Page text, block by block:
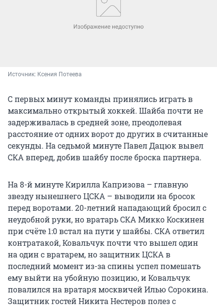
Источник: Ксения Потеева
С первых минут команды принялись играть в
максимально открытый хоккей. Шайба почти не
задерживалась в средней зоне, преодолевая
расстояние от одних ворот до других в считанные
секунды. На седьмой минуте Павел Дацюк вывел
СКА вперед, добив шайбу после броска партнера.
На 8-й минуте Кирилла Капризова – главную
звезду нынешнего ЦСКА – выводили на бросок
перед воротами. 20-летний нападающий бросил с
неудобной руки, но вратарь СКА Микко Коскинен
при счёте 1:0 встал на пути у шайбы. СКА ответил
контратакой, Ковальчук почти что вышел один
на один с вратарем, но защитник ЦСКА в
последний момент из-за спины успел помешать
ему выйти на убойную позицию, и Ковальчук
повалился на вратаря москвичей Илью Сорокина.
Защитник гостей Никита Нестеров полез с